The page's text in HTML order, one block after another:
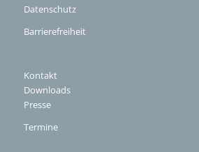
Datenschutz
Barrierefreiheit
Kontakt
Downloads
Presse
Termine